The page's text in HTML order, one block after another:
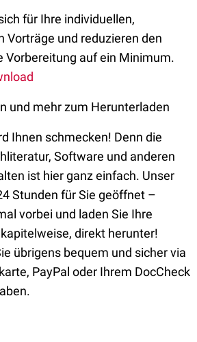
für Ihre individuellen,
Vorträge und reduzieren den
Vorbereitung auf ein Minimum.
und mehr zum Herunterladen
Ihnen schmecken! Denn die
Software und anderen
ist hier ganz einfach. Unser
Stunden für Sie geöffnet –
vorbei und laden Sie Ihre
direkt herunter!
übrigens bequem und sicher via
PayPal oder Ihrem DocCheck